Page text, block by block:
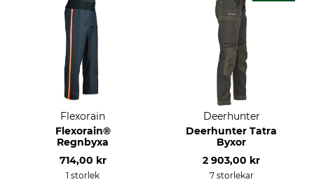
Flexorain
Flexorain®
Regnbyxa
714,00 kr
1 storlek
Deerhunter
Deerhunter Tatra
Byxor
2 903,00 kr
7 storlekar